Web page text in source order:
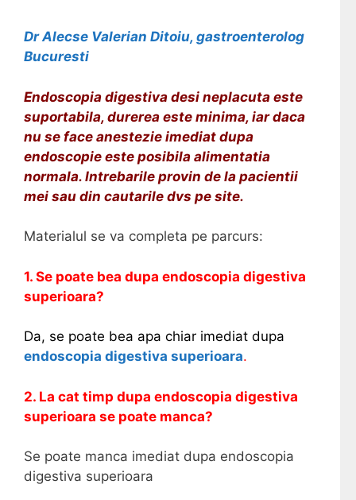
Dr Alecse Valerian Ditoiu, gastroenterolog
Bucuresti
Endoscopia digestiva desi neplacuta este
suportabila, durerea este minima, iar daca
nu se face anestezie imediat dupa
endoscopie este posibila alimentatia
normala. Intrebarile provin de la pacientii
mei sau din cautarile dvs pe site.
Materialul se va completa pe parcurs:
1. Se poate bea dupa endoscopia digestiva
superioara?
Da, se poate bea apa chiar imediat dupa
endoscopia digestiva superioara.
2. La cat timp dupa endoscopia digestiva
superioara se poate manca?
Se poate manca imediat dupa endoscopia
digestiva superioara